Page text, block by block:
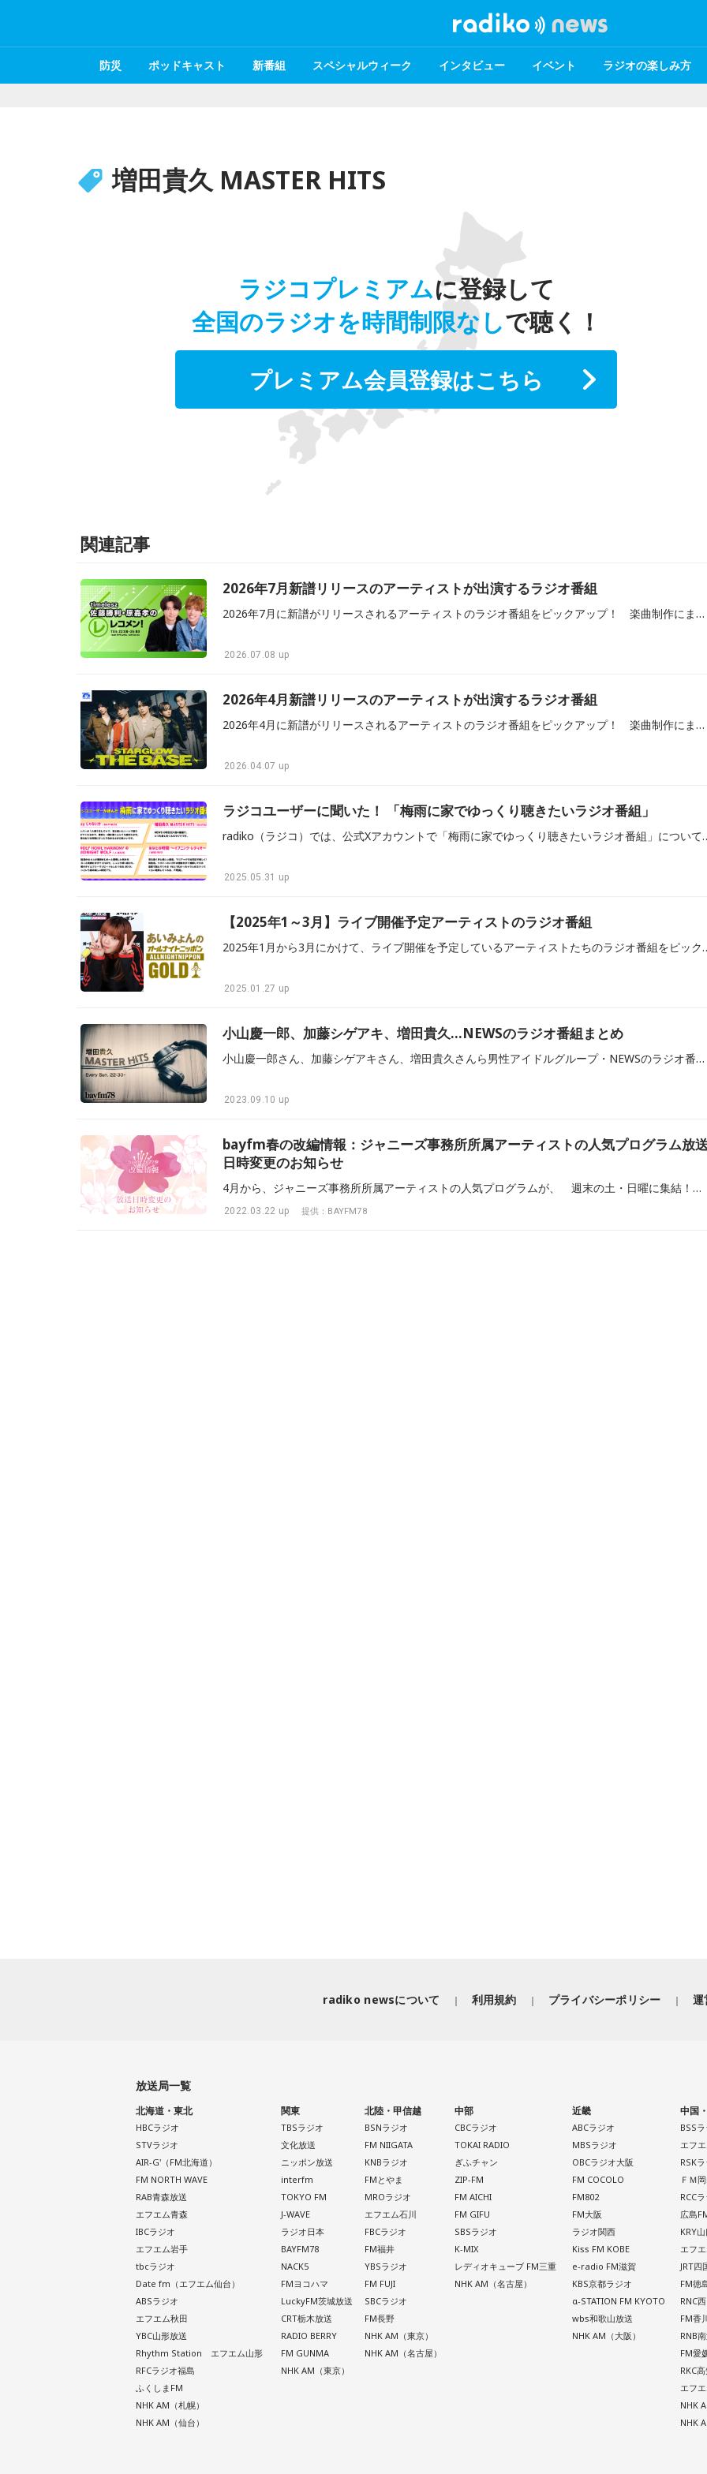
防災 ポッドキャスト 新番組 スペシャルウィーク インタビュー イベント ラジオの楽しみ方
増田貴久 MASTER HITS
ラジコプレミアムに登録して
全国のラジオを時間制限なしで聴く！
プレミアム会員登録はこちら
関連記事
2026年7月新譜リリースのアーティストが出演するラジオ番組
2026年7月に新譜がリリースされるアーティストのラジオ番組をピックアップ！ 楽曲制作にまつわる裏話や楽曲に秘めた想い、MV撮影のこぼれ話などが語られることもあるので、ぜひチェックしてみてください！
2026.07.08 up
2026年4月新譜リリースのアーティストが出演するラジオ番組
2026年4月に新譜がリリースされるアーティストのラジオ番組をピックアップ！ 楽曲制作にまつわる裏話や楽曲に秘めた想い、MV撮影のこぼれ話などが語られることもあるので、ぜひチェックしてみてください！
2026.04.07 up
ラジコユーザーに聞いた！ 「梅雨に家でゆっくり聴きたいラジオ番組」
radiko（ラジコ）では、公式Xアカウントで「梅雨に家でゆっくり聴
2025.05.31 up
【2025年1～3月】ライブ開催予定アーティストのラジオ番組
2025年1月から3月にかけて、ライブ開催を予定しているアーティストたちの
2025.01.27 up
小山慶一郎、加藤シゲアキ、増田貴久…NEWSのラジオ番組まとめ
小山慶一郎さん、加藤シゲアキさん、増田貴久さんら男性アイドルグループ・NEWSのラジオ番組をご紹介します。
2023.09.10 up
bayfm春の改編情報：ジャニーズ事務所所属アーティストの人気プログラム放
日時変更のお知らせ
4月から、ジャニーズ事務所所属アーティストの人気プログラムが、 週末の土・日曜に集結！週末のひとときを盛り上げるのはもちろん、人気プログラムが連続して、一挙にお楽しみ頂けます。リアタイの方も、タイムフリーのアナタも！引き続き、お楽しみください。
2022.03.22 up 提供：BAYFM78
radiko newsについて 利用規約 プライバシーポリシー 運
放送局一覧
北海道・東北
HBCラジオ
STVラジオ
AIR-G'（FM北海道）
FM NORTH WAVE
RAB青森放送
エフエム青森
IBCラジオ
エフエム岩手
tbcラジオ
Date fm（エフエム仙台）
ABSラジオ
エフエム秋田
YBC山形放送
Rhythm Station エフエム山形
RFCラジオ福島
ふくしまFM
NHK AM（札幌）
NHK AM（仙台）
関東
TBSラジオ
文化放送
ニッポン放送
interfm
TOKYO FM
J-WAVE
ラジオ日本
BAYFM78
NACK5
FMヨコハマ
LuckyFM茨城放送
CRT栃木放送
RADIO BERRY
FM GUNMA
NHK AM（東京）
北陸・甲信越
BSNラジオ
FM NIIGATA
KNBラジオ
FMとやま
MROラジオ
エフエム石川
FBCラジオ
FM福井
YBSラジオ
FM FUJI
SBCラジオ
FM長野
NHK AM（東京）
NHK AM（名古屋）
中部
CBCラジオ
TOKAI RADIO
ぎふチャン
ZIP-FM
FM AICHI
FM GIFU
SBSラジオ
K-MIX
レディオキューブ FM三重
NHK AM（名古屋）
近畿
ABCラジオ
MBSラジオ
OBCラジオ大阪
FM COCOLO
FM802
FM大阪
ラジオ関西
Kiss FM KOBE
e-radio FM滋賀
KBS京都ラジオ
α-STATION FM KYOTO
wbs和歌山放送
NHK AM（大阪）
中国
BSS
エフ
RSK
ＦＭ
RCC
広島
KRY
エフ
JRT四
FM徳
RNC
FM香
RNB
FM愛
RKC
エフ
NHK
NHK